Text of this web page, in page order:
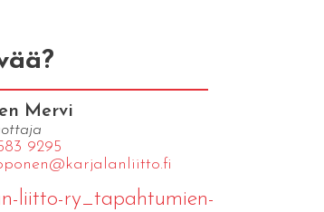
Mervi
9295
liitto-ry_tapahtumien-